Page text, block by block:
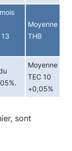
Moyenne
THB
Moyenne
TEC 10
+0,05%
sont